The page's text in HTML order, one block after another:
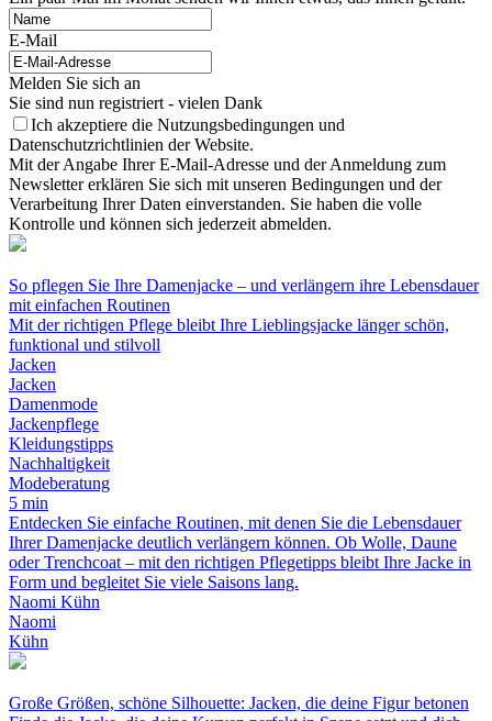
E-Mail
Melden Sie sich an
Sie sind nun registriert - vielen Dank
Ich akzeptiere die Nutzungsbedingungen und
Datenschutzrichtlinien der Website.
Mit der Angabe Ihrer E-Mail-Adresse und der Anmeldung zum
Newsletter erklären Sie sich mit unseren Bedingungen und der
Verarbeitung Ihrer Daten einverstanden. Sie haben die volle
Kontrolle und können sich jederzeit abmelden.
So pflegen Sie Ihre Damenjacke – und verlängern ihre Lebensdauer
mit einfachen Routinen
Mit der richtigen Pflege bleibt Ihre Lieblingsjacke länger schön,
funktional und stilvoll
Jacken
Jacken
Damenmode
Jackenpflege
Kleidungstipps
Nachhaltigkeit
Modeberatung
5 min
Entdecken Sie einfache Routinen, mit denen Sie die Lebensdauer
Ihrer Damenjacke deutlich verlängern können. Ob Wolle, Daune
oder Trenchcoat – mit den richtigen Pflegetipps bleibt Ihre Jacke in
Form und begleitet Sie viele Saisons lang.
Naomi Kühn
Naomi
Kühn
Große Größen, schöne Silhouette: Jacken, die deine Figur betonen